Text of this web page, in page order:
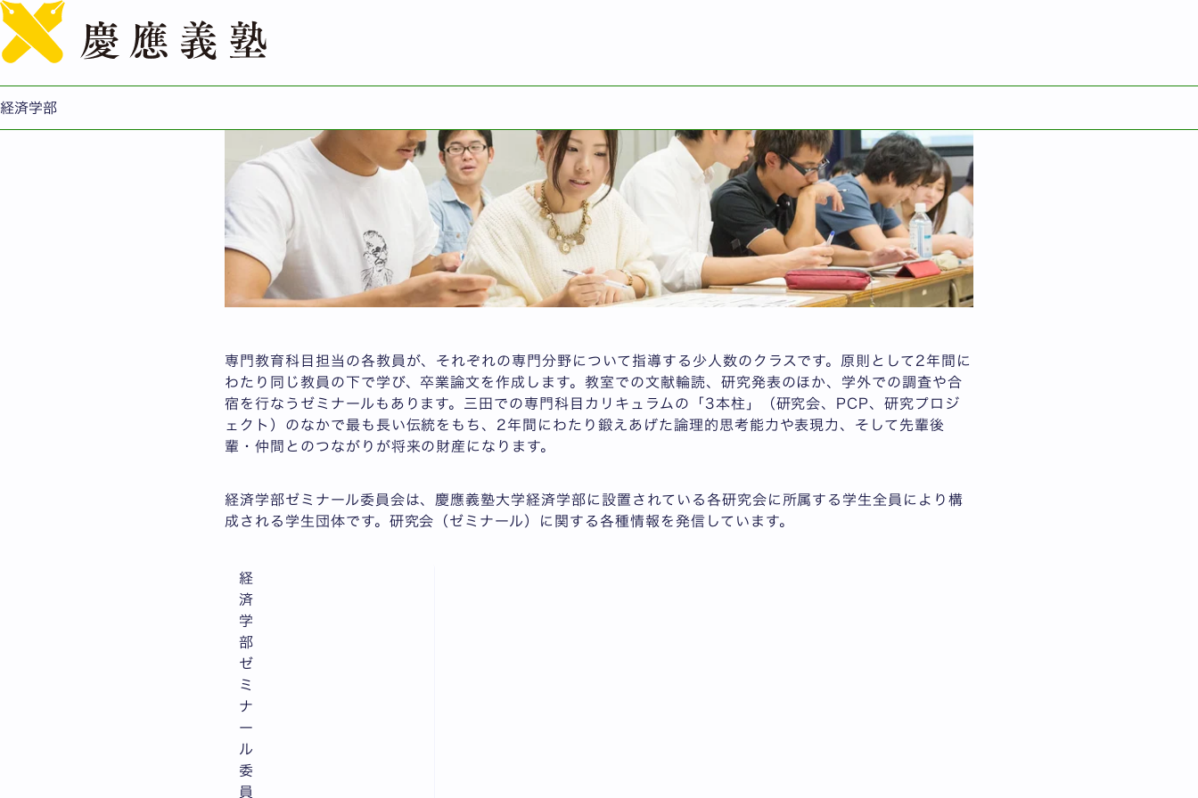
経済学部
研究会（ゼミナール）紹介
専門教育科目担当の各教員が、それぞれの専門分野について指導する少人数のクラスです。原則として2年間に
わたり同じ教員の下で学び、卒業論文を作成します。教室での文献輪読、研究発表のほか、学外での調査や合
宿を行なうゼミナールもあります。三田での専門科目カリキュラムの「3本柱」（研究会、PCP、研究プロジ
ェクト）のなかで最も長い伝統をもち、2年間にわたり鍛えあげた論理的思考能力や表現力、そして先輩後
輩・仲間とのつながりが将来の財産になります。
経済学部ゼミナール委員会は、慶應義塾大学経済学部に設置されている各研究会に所属する学生全員により構
成される学生団体です。研究会（ゼミナール）に関する各種情報を発信しています。
経
済
学
部
ゼ
ミ
ナ
ー
ル
委
員